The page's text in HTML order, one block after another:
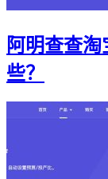
阿明查查
些？